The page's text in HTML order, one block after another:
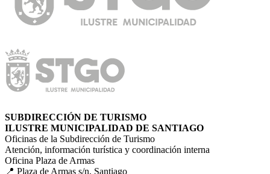
SUBDIRECCIÓN DE TURISMO
ILUSTRE MUNICIPALIDAD DE SANTIAGO
Oficinas de la Subdirección de Turismo
Atención, información turística y coordinación interna
Oficina Plaza de Armas
📍 Plaza de Armas s/n, Santiago